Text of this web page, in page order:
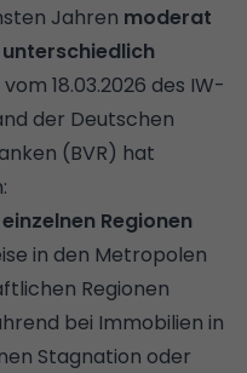
Jahren moderat
18.03.2026 des IW-
der Deutschen
(BVR) hat
Regionen
in den Metropolen
Regionen
bei Immobilien in
Stagnation oder